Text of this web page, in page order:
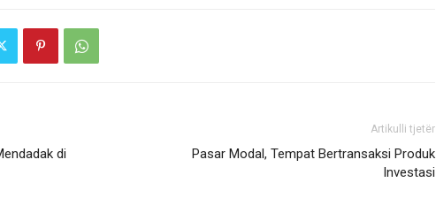
di
Artikulli tjetër
Pasar Modal, Tempat Bertransaksi Produk
Investasi